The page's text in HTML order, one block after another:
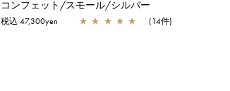
コンフェット/スモール/シルバー
税込 47,300yen ★ ★ ★ ★ ★ (14件)